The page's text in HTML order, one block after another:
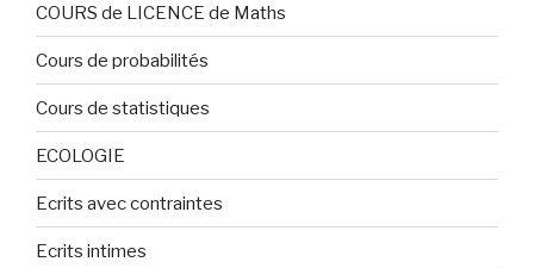
COURS de LICENCE de Maths
Cours de probabilités
Cours de statistiques
ECOLOGIE
Ecrits avec contraintes
Ecrits intimes